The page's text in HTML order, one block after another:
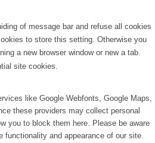
of message bar and refuse all cookies
to store this setting. Otherwise you
a new browser window or new a tab.
site cookies.
like Google Webfonts, Google Maps,
these providers may collect personal
you to block them here. Please be aware
functionality and appearance of our site.